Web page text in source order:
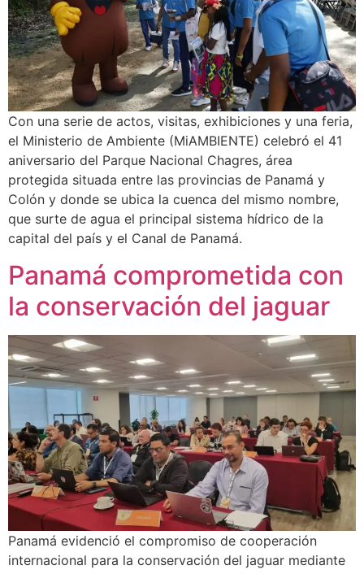
Con una serie de actos, visitas, exhibiciones y una feria,
el Ministerio de Ambiente (MiAMBIENTE) celebró el 41
aniversario del Parque Nacional Chagres, área
protegida situada entre las provincias de Panamá y
Colón y donde se ubica la cuenca del mismo nombre,
que surte de agua el principal sistema hídrico de la
capital del país y el Canal de Panamá.
Panamá comprometida con
la conservación del jaguar
Panamá evidenció el compromiso de cooperación
internacional para la conservación del jaguar mediante